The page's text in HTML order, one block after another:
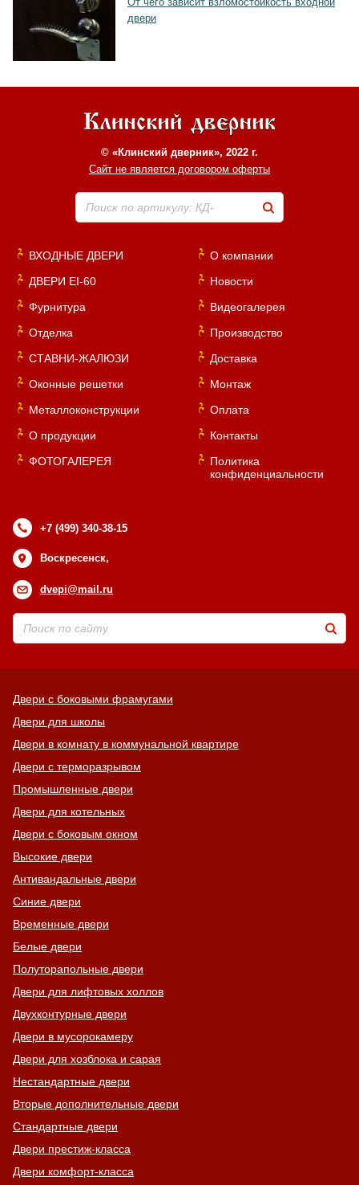
Хочу такую
Хочу такую
Хочу такую
Хочу такую
двери
© «Клинский дверник», 2022 г.
Сайт не является договором оферты
Поиск по артикулу: КД-
ВХОДНЫЕ ДВЕРИ
ДВЕРИ EI-60
Фурнитура
Отделка
СТАВНИ-ЖАЛЮЗИ
Оконные решетки
Металлоконструкции
О продукции
ФОТОГАЛЕРЕЯ
О компании
Новости
Видеогалерея
Производство
Доставка
Монтаж
Оплата
Контакты
Политика
конфиденциальности
+7 (499) 340-38-15
Воскресенск,
dvepi@mail.ru
Двери с боковыми фрамугами
Двери для школы
Двери в комнату в коммунальной квартире
Двери с терморазрывом
Промышленные двери
Двери для котельных
Двери с боковым окном
Высокие двери
Антивандальные двери
Синие двери
Временные двери
Белые двери
Полуторапольные двери
Двери для лифтовых холлов
Двухконтурные двери
Двери в мусорокамеру
Двери для хозблока и сарая
Нестандартные двери
Вторые дополнительные двери
Стандартные двери
Двери престиж-класса
Двери комфорт-класса